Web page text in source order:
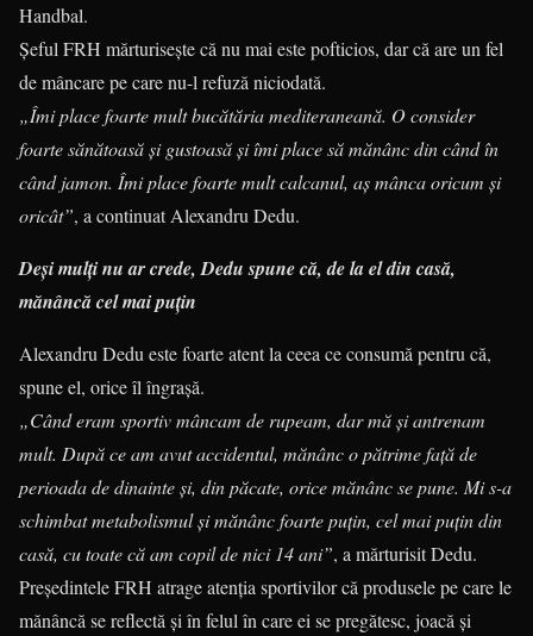
Handbal.
Șeful FRH mărturisește că nu mai este pofticios, dar că are un fel
de mâncare pe care nu-l refuză niciodată.
„Îmi place foarte mult bucătăria mediteraneană. O consider
foarte sănătoasă și gustoasă și îmi place să mănânc din când în
când jamon. Îmi place foarte mult calcanul, aș mânca oricum și
oricât”, a continuat Alexandru Dedu.
Deși mulți nu ar crede, Dedu spune că, de la el din casă,
mănâncă cel mai puțin
Alexandru Dedu este foarte atent la ceea ce consumă pentru că,
spune el, orice îl îngrașă.
„Când eram sportiv mâncam de rupeam, dar mă și antrenam
mult. După ce am avut accidentul, mănânc o pătrime față de
perioada de dinainte și, din păcate, orice mănânc se pune. Mi s-a
schimbat metabolismul și mănânc foarte puțin, cel mai puțin din
casă, cu toate că am copil de nici 14 ani”, a mărturisit Dedu.
Președintele FRH atrage atenția sportivilor că produsele pe care le
mănâncă se reflectă și în felul în care ei se pregătesc, joacă și